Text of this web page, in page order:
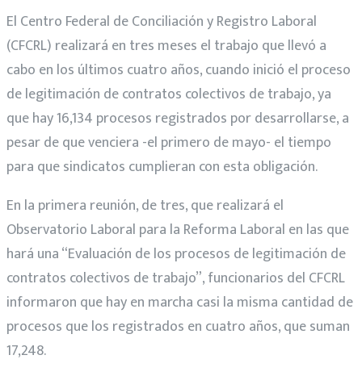
El Centro Federal de Conciliación y Registro Laboral
(CFCRL) realizará en tres meses el trabajo que llevó a
cabo en los últimos cuatro años, cuando inició el proceso
de legitimación de contratos colectivos de trabajo, ya
que hay 16,134 procesos registrados por desarrollarse, a
pesar de que venciera -el primero de mayo- el tiempo
para que sindicatos cumplieran con esta obligación.
En la primera reunión, de tres, que realizará el
Observatorio Laboral para la Reforma Laboral en las que
hará una “Evaluación de los procesos de legitimación de
contratos colectivos de trabajo”, funcionarios del CFCRL
informaron que hay en marcha casi la misma cantidad de
procesos que los registrados en cuatro años, que suman
17,248.